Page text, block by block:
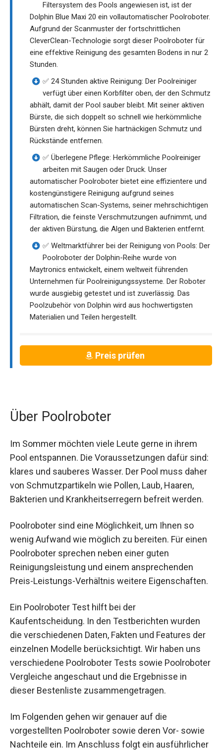
Filtersystem des Pools angewiesen ist, ist der
Dolphin Blue Maxi 20 ein vollautomatischer Poolroboter.
Aufgrund der Scanmuster der fortschrittlichen
CleverClean-Technologie sorgt dieser Poolroboter für
eine effektive Reinigung des gesamten Bodens in nur 2
Stunden.
✅ 24 Stunden aktive Reinigung: Der Poolreiniger
verfügt über einen Korbfilter oben, der den Schmutz
abhält, damit der Pool sauber bleibt. Mit seiner aktiven
Bürste, die sich doppelt so schnell wie herkömmliche
Bürsten dreht, können Sie hartnäckigen Schmutz und
Rückstände entfernen.
✅ Überlegene Pflege: Herkömmliche Poolreiniger
arbeiten mit Saugen oder Druck. Unser
automatischer Poolroboter bietet eine effizientere und
kostengünstigere Reinigung aufgrund seines
automatischen Scan-Systems, seiner mehrschichtigen
Filtration, die feinste Verschmutzungen aufnimmt, und
der aktiven Bürstung, die Algen und Bakterien entfernt.
✅ Weltmarktführer bei der Reinigung von Pools: Der
Poolroboter der Dolphin-Reihe wurde von
Maytronics entwickelt, einem weltweit führenden
Unternehmen für Poolreinigungssysteme. Der Roboter
wurde ausgiebig getestet und ist zuverlässig. Das
Poolzubehör von Dolphin wird aus hochwertigsten
Materialien und Teilen hergestellt.
Preis prüfen
Über Poolroboter
Im Sommer möchten viele Leute gerne in ihrem
Pool entspannen. Die Voraussetzungen dafür sind:
klares und sauberes Wasser. Der Pool muss daher
von Schmutzpartikeln wie Pollen, Laub, Haaren,
Bakterien und Krankheitserregern befreit werden.
Poolroboter sind eine Möglichkeit, um Ihnen so
wenig Aufwand wie möglich zu bereiten. Für einen
Poolroboter sprechen neben einer guten
Reinigungsleistung und einem ansprechenden
Preis-Leistungs-Verhältnis weitere Eigenschaften.
Ein Poolroboter Test hilft bei der
Kaufentscheidung. In den Testberichten wurden
die verschiedenen Daten, Fakten und Features der
einzelnen Modelle berücksichtigt. Wir haben uns
verschiedene Poolroboter Tests sowie Poolroboter
Vergleiche angeschaut und die Ergebnisse in
dieser Bestenliste zusammengetragen.
Im Folgenden gehen wir genauer auf die
vorgestellten Poolroboter sowie deren Vor- sowie
Nachteile ein. Im Anschluss folgt ein ausführlicher